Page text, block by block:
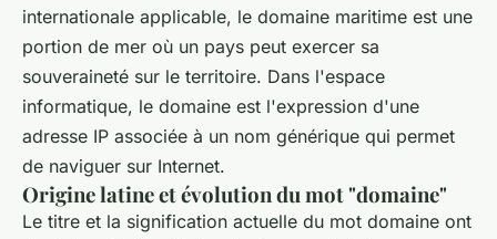
internationale applicable, le domaine maritime est une
portion de mer où un pays peut exercer sa
souveraineté sur le territoire. Dans l'espace
informatique, le domaine est l'expression d'une
adresse IP associée à un nom générique qui permet
de naviguer sur Internet.
Origine latine et évolution du mot "domaine"
Le titre et la signification actuelle du mot domaine ont